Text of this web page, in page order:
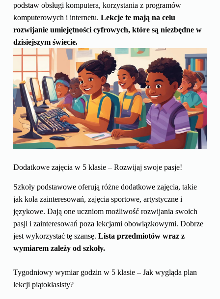
podstaw obsługi komputera, korzystania z programów
komputerowych i internetu. Lekcje te mają na celu
rozwijanie umiejętności cyfrowych, które są niezbędne w
dzisiejszym świecie.
Dodatkowe zajęcia w 5 klasie – Rozwijaj swoje pasje!
Szkoły podstawowe oferują różne dodatkowe zajęcia, takie
jak koła zainteresowań, zajęcia sportowe, artystyczne i
językowe. Dają one uczniom możliwość rozwijania swoich
pasji i zainteresowań poza lekcjami obowiązkowymi. Dobrze
jest wykorzystać tę szansę. Lista przedmiotów wraz z
wymiarem zależy od szkoły.
Tygodniowy wymiar godzin w 5 klasie – Jak wygląda plan
lekcji piątoklasisty?